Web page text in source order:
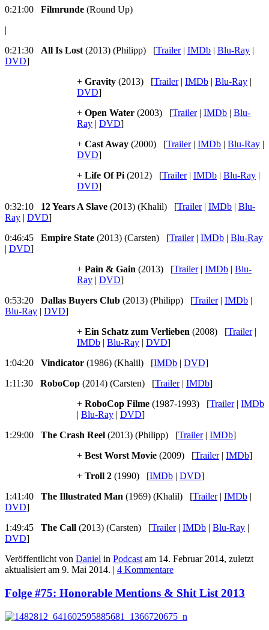
0:21:00 Filmrunde (Round Up)
|
0:21:30 All Is Lost (2013) (Philipp) [Trailer| IMDb | Blu-Ray |
DVD]
+ Gravity (2013) [Trailer| IMDb | Blu-Ray |
DVD]
+ Open Water (2003) [Trailer| IMDb | Blu-
Ray | DVD]
+ Cast Away (2000) [Trailer| IMDb | Blu-Ray |
DVD]
+ Life Of Pi (2012) [Trailer| IMDb | Blu-Ray |
DVD]
0:32:10 12 Years A Slave (2013) (Khalil) [Trailer| IMDb | Blu-
Ray | DVD]
0:46:45 Empire State (2013) (Carsten) [Trailer| IMDb | Blu-Ray
| DVD]
+ Pain & Gain (2013) [Trailer| IMDb | Blu-
Ray | DVD]
0:53:20 Dallas Buyers Club (2013) (Philipp) [Trailer| IMDb |
Blu-Ray | DVD]
+ Ein Schatz zum Verlieben (2008) [Trailer|
IMDb | Blu-Ray | DVD]
1:04:20 Vindicator (1986) (Khalil) [IMDb | DVD]
1:11:30 RoboCop (2014) (Carsten) [Trailer| IMDb]
+ RoboCop Filme (1987-1993) [Trailer| IMDb
| Blu-Ray | DVD]
1:29:00 The Crash Reel (2013) (Philipp) [Trailer| IMDb]
+ Best Worst Movie (2009) [Trailer| IMDb]
+ Troll 2 (1990) [IMDb | DVD]
1:41:40 The Illustrated Man (1969) (Khalil) [Trailer| IMDb |
DVD]
1:49:45
The Call (2013) (Carsten) [Trailer| IMDb | Blu-Ray |
DVD]
Veröffentlicht von Daniel in Podcast am 14. Februar 2014, zuletzt
aktualisiert am 9. Mai 2014. | 4 Kommentare
Folge #75: Honorable Mentions & Shit List 2013